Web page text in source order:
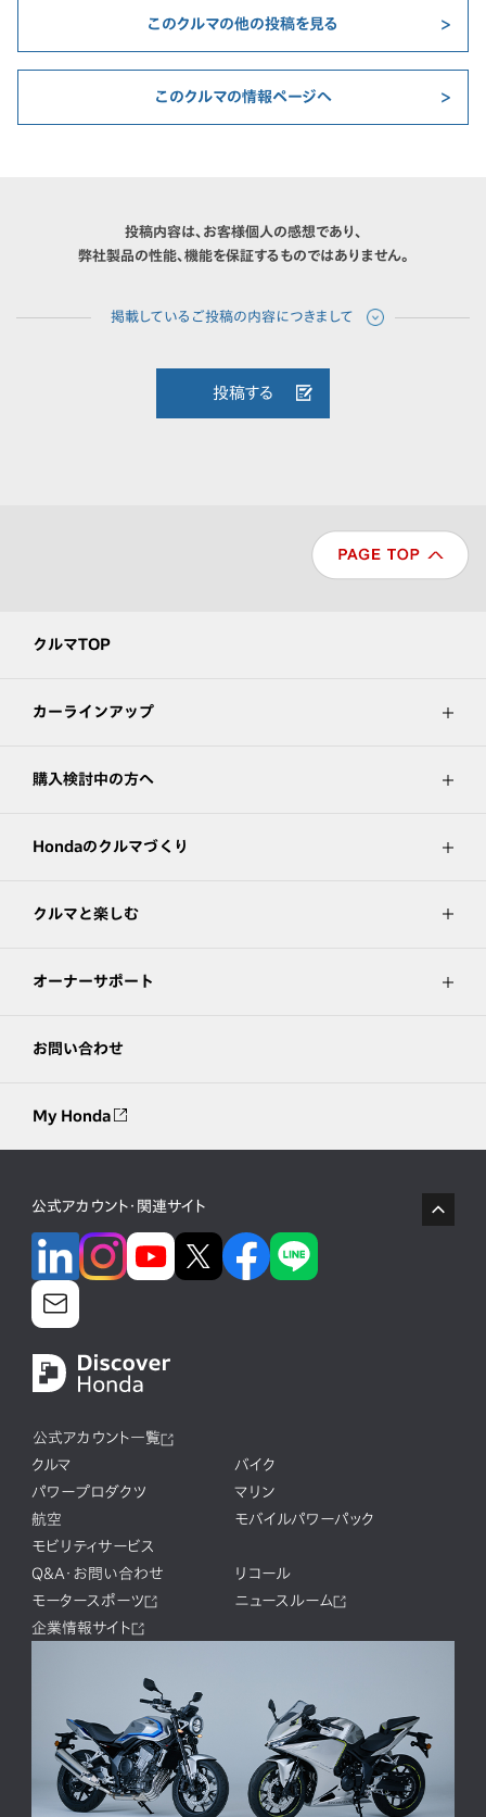
このクルマの他の投稿を見る
このクルマの情報ページへ
投稿内容は、お客様個人の感想であり、
弊社製品の性能、機能を保証するものではありません。
投稿する
クルマTOP
カーラインアップ
購入検討中の方へ
Hondaのクルマづくり
クルマと楽しむ
オーナーサポート
お問い合わせ
My Honda
公式アカウント・関連サイト
公式アカウント一覧
クルマ
バイク
パワープロダクツ
マリン
航空
モバイルパワーパック
モビリティサービス
Q&A・お問い合わせ
リコール
モータースポーツ
ニュースルーム
企業情報サイト